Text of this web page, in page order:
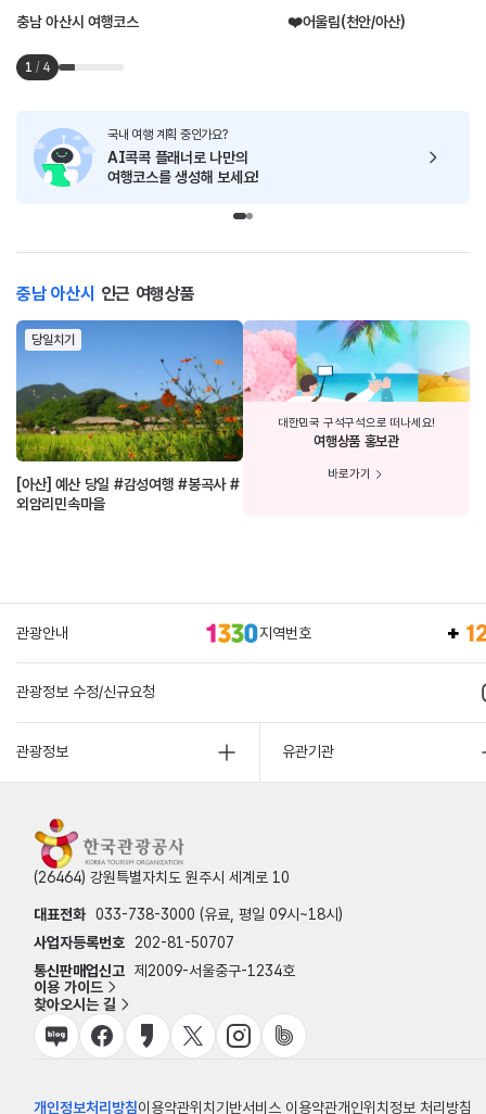
충남 아산시 여행코스 ❤️어울림(천안/아산)
1 / 4
국내 여행 계획 중인가요?
AI콕콕 플래너로 나만의
여행코스를 생성해 보세요!
충남 아산시 인근 여행상품
당일치기
[아산] 예산 당일 #감성여행 #봉곡사 #
외암리민속마을
대한민국 구석구석으로 떠나세요!
여행상품 홍보관
바로가기
관광안내 지역번호
관광정보 수정/신규요청
관광정보 유관기관
(26464) 강원특별자치도 원주시 세계로 10
대표전화 033-738-3000 (유료, 평일 09시~18시)
사업자등록번호
202-81-50707
통신판매업신고 제2009-서울중구-1234호
이용 가이드
찾아오시는 길
개인정보처리방침이용약관위치기반서비스 이용약관개인위치정보 처리방침